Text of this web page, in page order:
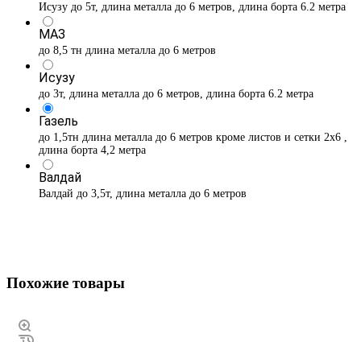
Исузу до 5т, длина металла до 6 метров, длина борта 6.2 метра
МАЗ
до 8,5 тн длина металла до 6 метров
Исузу
до 3т, длина металла до 6 метров, длина борта 6.2 метра
Газель
до 1,5тн длина металла до 6 метров кроме листов и сетки 2х6 ,
длина борта 4,2 метра
Валдай
Валдай до 3,5т, длина металла до 6 метров
Похожие товары